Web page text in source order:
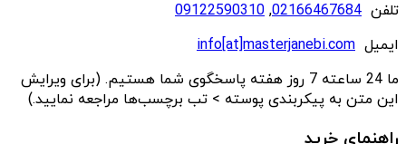
تلفن 02166467684
,
09122590310
ایمیل info[at]masterjanebi.com
ما 24 ساعته 7 روز هفته پاسخگوی شما هستیم. (برای ویرایش
این متن به پیکربندی پوسته > تب برچسب‌ها مراجعه نمایید.)